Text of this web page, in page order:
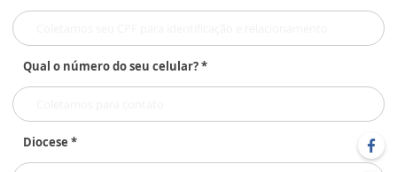
Qual o número do seu celular? *
Diocese *